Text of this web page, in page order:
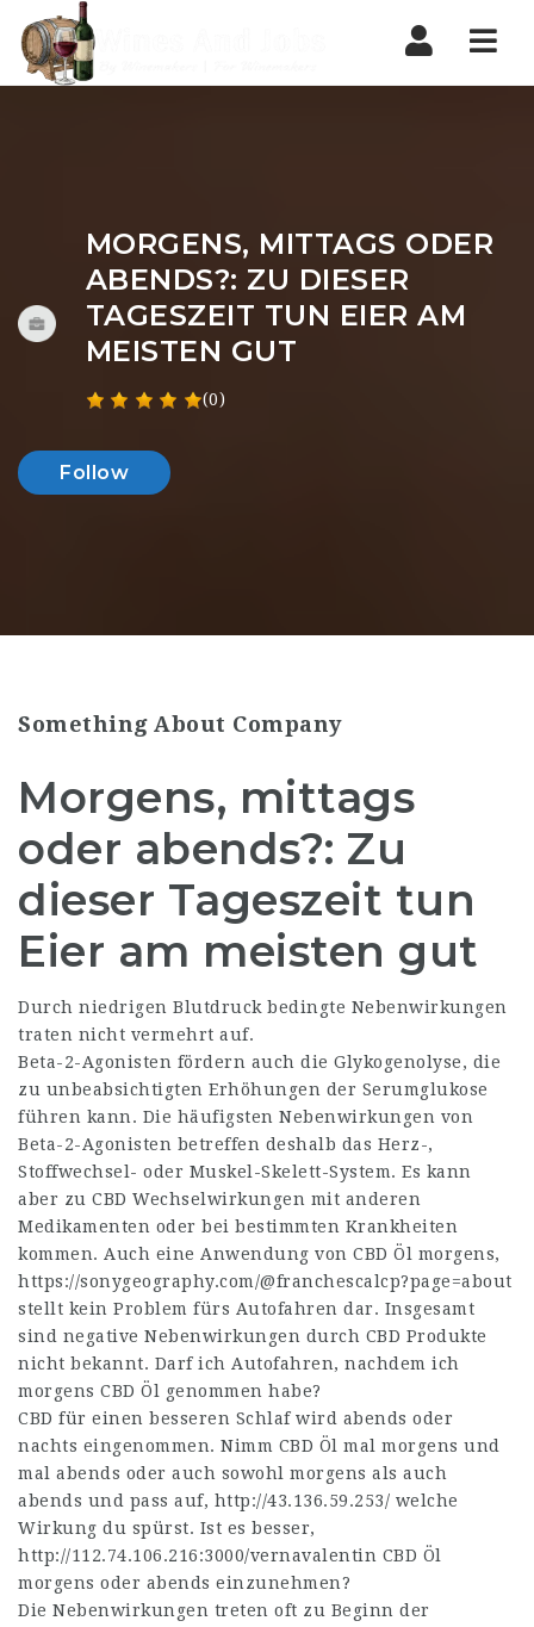
MORGENS, MITTAGS ODER
ABENDS?: ZU DIESER
TAGESZEIT TUN EIER AM
MEISTEN GUT
(0)
Follow
Something About Company
Morgens, mittags
oder abends?: Zu
dieser Tageszeit tun
Eier am meisten gut
Durch niedrigen Blutdruck bedingte Nebenwirkungen
traten nicht vermehrt auf.
Beta-2-Agonisten fördern auch die Glykogenolyse, die
zu unbeabsichtigten Erhöhungen der Serumglukose
führen kann. Die häufigsten Nebenwirkungen von
Beta-2-Agonisten betreffen deshalb das Herz-,
Stoffwechsel- oder Muskel-Skelett-System. Es kann
aber zu CBD Wechselwirkungen mit anderen
Medikamenten oder bei bestimmten Krankheiten
kommen. Auch eine Anwendung von CBD Öl morgens,
https://sonygeography.com/@franchescalcp?page=about
stellt kein Problem fürs Autofahren dar. Insgesamt
sind negative Nebenwirkungen durch CBD Produkte
nicht bekannt. Darf ich Autofahren, nachdem ich
morgens CBD Öl genommen habe?
CBD für einen besseren Schlaf wird abends oder
nachts eingenommen. Nimm CBD Öl mal morgens und
mal abends oder auch sowohl morgens als auch
abends und pass auf, http://43.136.59.253/ welche
Wirkung du spürst. Ist es besser,
http://112.74.106.216:3000/vernavalentin CBD Öl
morgens oder abends einzunehmen?
Die Nebenwirkungen treten oft zu Beginn der